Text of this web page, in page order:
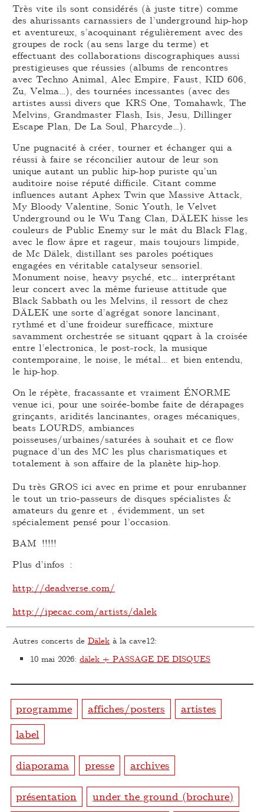
Très vite ils sont considérés (à juste titre) comme
des ahurissants carnassiers de l’underground hip-hop
et aventureux, s’acoquinant régulièrement avec des
groupes de rock (au sens large du terme) et
effectuant des collaborations discographiques aussi
prestigieuses que réussies (albums de rencontres
avec Techno Animal, Alec Empire, Faust, KID 606,
Zu, Velma…), des tournées incessantes (avec des
artistes aussi divers que KRS One, Tomahawk, The
Melvins, Grandmaster Flash, Isis, Jesu, Dillinger
Escape Plan, De La Soul, Pharcyde…).
Une pugnacité à créer, tourner et échanger qui a
réussi à faire se réconcilier autour de leur son
unique autant un public hip-hop puriste qu’un
auditoire noise réputé difficile. Citant comme
influences autant Aphex Twin que Massive Attack,
My Bloody Valentine, Sonic Youth, le Velvet
Underground ou le Wu Tang Clan, DÄLEK hisse les
couleurs de Public Enemy sur le mât du Black Flag,
avec le flow âpre et rageur, mais toujours limpide,
de Mc Dälek, distillant ses paroles poétiques
engagées en véritable catalyseur sensoriel.
Monument noise, heavy psyché, etc… interprétant
leur concert avec la même furieuse attitude que
Black Sabbath ou les Melvins, il ressort de chez
DÄLEK une sorte d’agrégat sonore lancinant,
rythmé et d’une froideur surefficace, mixture
savamment orchestrée se situant qqpart à la croisée
entre l’electronica, le post-rock, la musique
contemporaine, le noise, le métal… et bien entendu,
le hip-hop.
On le répète, fracassante et vraiment ÉNORME
venue ici, pour une soirée-bombe faite de dérapages
grinçants, aridités lancinantes, orages mécaniques,
beats LOURDS, ambiances
poisseuses/urbaines/saturées à souhait et ce flow
pugnace d’un des MC les plus charismatiques et
totalement à son affaire de la planète hip-hop.
Du très GROS ici avec en prime et pour enrubanner
le tout un trio-passeurs de disques spécialistes &
amateurs du genre et , évidemment, un set
spécialement pensé pour l’occasion.
BAM !!!!!
Plus d’infos :
http://deadverse.com/
http://ipecac.com/artists/dalek
Autres concerts deDälek à la cave12:
10 mai 2026:dälek + PASSAGE DE DISQUES
programme affiches/posters
artistes
label
diaporama presse archives
présentation under the ground (brochure)